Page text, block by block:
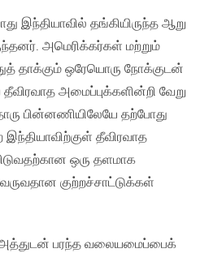
இந்தியாவில் தங்கியிருந்த ஆறு
அமெரிக்கர்கள் மற்றும்
தாக்கும் ஒரேயொரு நோக்குடன்
அமைப்புக்களின்றி வேறு
பின்னணியிலேயே தற்போது
இந்தியாவிற்குள் தீவிரவாத
ஒரு தளமாக
குற்றச்சாட்டுக்கள்
அத்துடன் பரந்த வலையமைப்பைக்